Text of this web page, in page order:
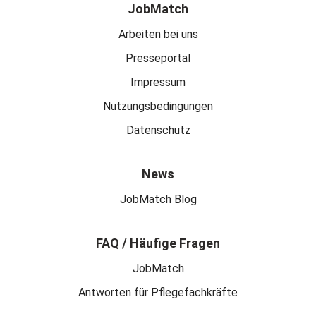
JobMatch
Arbeiten bei uns
Presseportal
Impressum
Nutzungsbedingungen
Datenschutz
News
JobMatch Blog
FAQ / Häufige Fragen
JobMatch
Antworten für Pflegefachkräfte